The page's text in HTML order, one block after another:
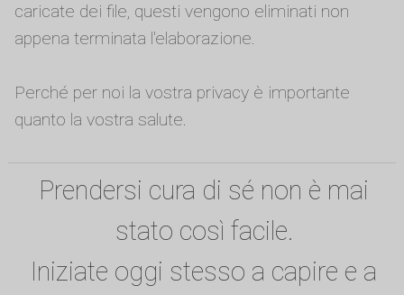
caricate dei file, questi vengono eliminati non
appena terminata l'elaborazione.
Perché per noi la vostra privacy è importante
quanto la vostra salute.
Prendersi cura di sé non è mai
stato così facile.
Iniziate oggi stesso a capire e a